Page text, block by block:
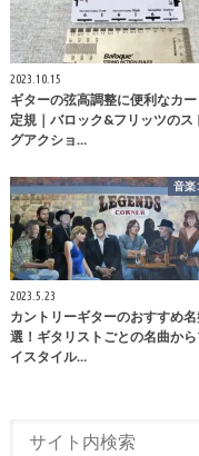
2023.10.15
ギターの弦高調整に便利なカ
定規｜バロック&フリッツのス
グアクショ…
音楽
2023.5.23
カントリーギターのおすすめ
選！ギタリストごとの名曲から
イスタイル…